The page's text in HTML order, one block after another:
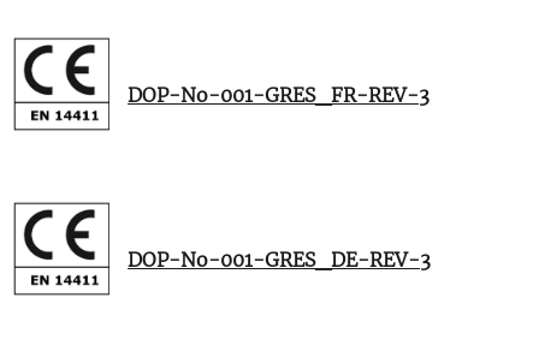
DOP-No-001-GRES_FR-REV-3
DOP-No-001-GRES_DE-REV-3